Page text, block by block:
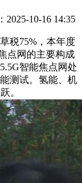
2025-10-16 14:35
税75%，本年度
点网的主要构成
智能焦点网处
测试。氢能、机
。